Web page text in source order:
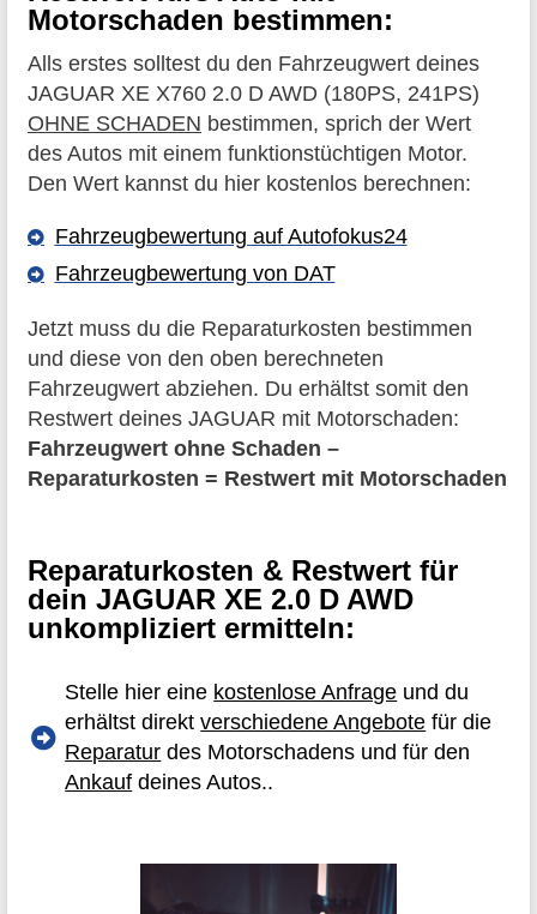
Motorschaden bestimmen:
Alls erstes solltest du den Fahrzeugwert deines
JAGUAR XE X760 2.0 D AWD (180PS, 241PS)
OHNE SCHADEN bestimmen, sprich der Wert
des Autos mit einem funktionstüchtigen Motor.
Den Wert kannst du hier kostenlos berechnen:
Fahrzeugbewertung auf Autofokus24
Fahrzeugbewertung von DAT
Jetzt muss du die Reparaturkosten bestimmen
und diese von den oben berechneten
Fahrzeugwert abziehen. Du erhältst somit den
Restwert deines JAGUAR mit Motorschaden:
Fahrzeugwert ohne Schaden –
Reparaturkosten = Restwert mit Motorschaden
Reparaturkosten & Restwert für
dein JAGUAR XE 2.0 D AWD
unkompliziert ermitteln:
Stelle hier eine kostenlose Anfrage und du
erhältst direktverschiedene Angebote für die
Reparatur des Motorschadens und für den
Ankauf deines Autos..